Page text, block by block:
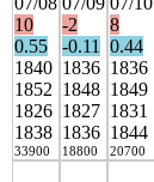
10
0.55
1840
1852
1826
1838
33900
-2
-0.11
1836
1848
1827
1836
18800
8
0.44
1836
1849
1831
1844
20700